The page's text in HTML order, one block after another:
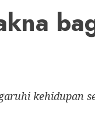
kehidupan